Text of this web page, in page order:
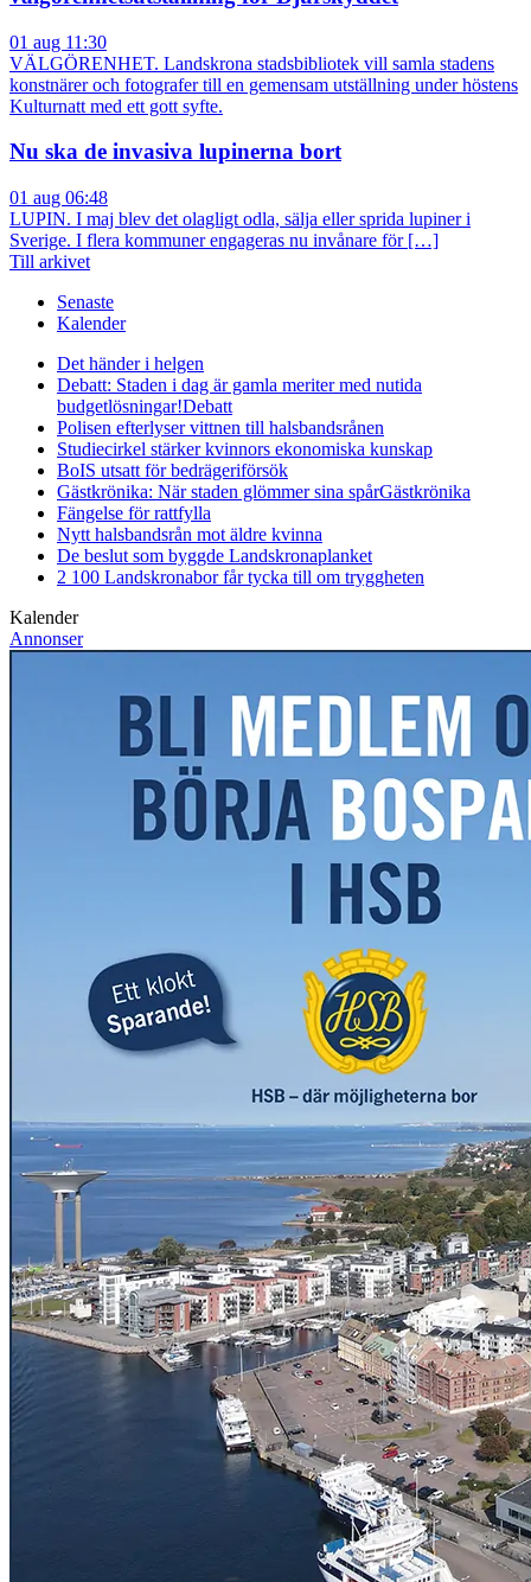
01 aug 11:30
VÄLGÖRENHET. Landskrona stadsbibliotek vill samla stadens
konstnärer och fotografer till en gemensam utställning under höstens
Kulturnatt med ett gott syfte.
Nu ska de invasiva lupinerna bort
01 aug 06:48
LUPIN. I maj blev det olagligt odla, sälja eller sprida lupiner i
Sverige. I flera kommuner engageras nu invånare för […]
Till arkivet
Senaste
Kalender
Det händer i helgen
Debatt: Staden i dag är gamla meriter med nutida
budgetlösningar!Debatt
Polisen efterlyser vittnen till halsbandsrånen
Studiecirkel stärker kvinnors ekonomiska kunskap
BoIS utsatt för bedrägeriförsök
Gästkrönika: När staden glömmer sina spårGästkrönika
Fängelse för rattfylla
Nytt halsbandsrån mot äldre kvinna
De beslut som byggde Landskronaplanket
2 100 Landskronabor får tycka till om tryggheten
Kalender
Annonser